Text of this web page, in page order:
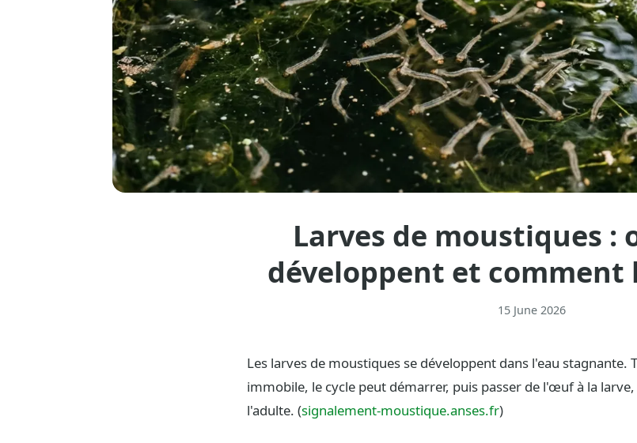
Larves de moustiques :
développent et comment
15 June 2026
Les larves de moustiques se développent dans l'eau stagnante.
immobile, le cycle peut démarrer, puis passer de l'œuf à la
l'adulte. (signalement-moustique.anses.fr)